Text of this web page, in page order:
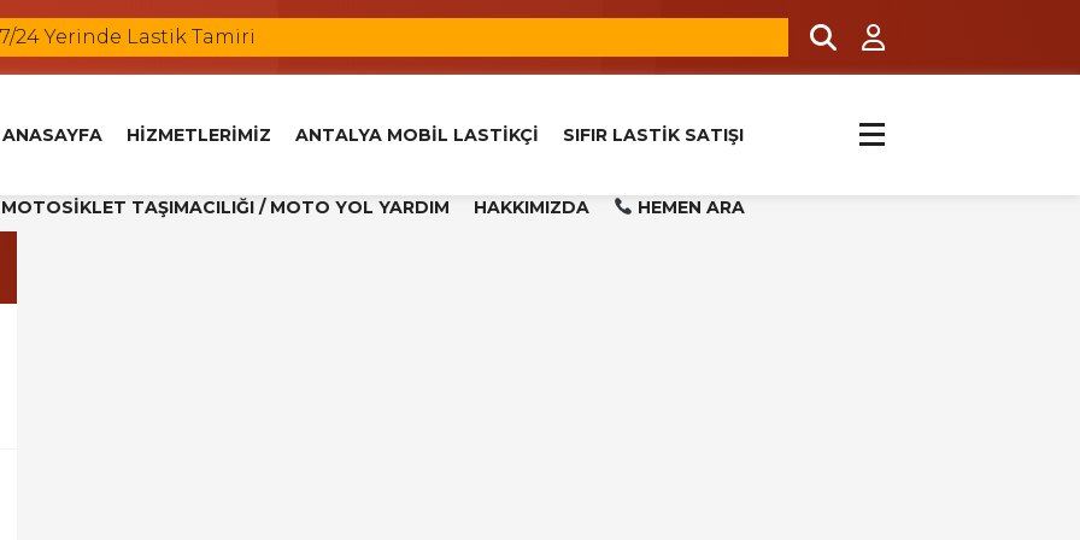
Değişimi
Tamiri
24 Yerinde Lastik Tamiri
ANASAYFA HİZMETLERİMİZ ANTALYA MOBİL LASTİKÇİ SIFIR LASTİK SATIŞI
MOTOSİKLET TAŞIMACILIĞI / MOTO YOL YARDIM HAKKIMIZDA HEMEN ARA